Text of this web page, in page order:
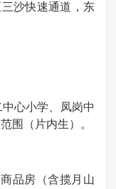
沙快速通道，东
心小学、凤岗中
围（片内生）。
品房（含揽月山